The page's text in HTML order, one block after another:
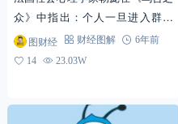
众》中指出：个人一旦进入群体
中，他的个性便被湮没了，群体的
思想占据绝对的统治地位。而群体
图财经 财经图解
6年前
14
23.03W